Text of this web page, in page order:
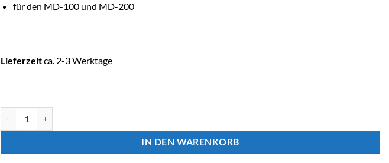
für den MD-100 und MD-200
Lieferzeitca. 2-3 Werktage
IN DEN WARENKORB